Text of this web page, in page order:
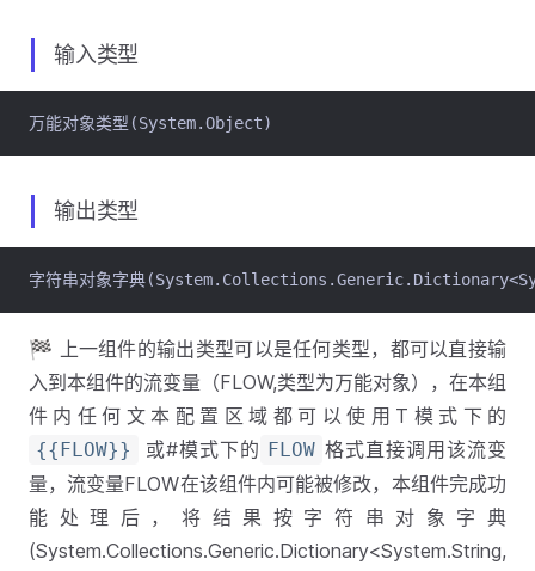
输入类型
万能对象类型(System.Object)
输出类型
字符串对象字典
🏁 上一组件的输出类型可以是任何类型，都可以直接输
入到本组件的流变量（FLOW,类型为万能对象），在本组
件内任何文本配置区域都可以使用T模式下的
{{FLOW}} 或#模式下的 FLOW 格式直接调用该流变
量，流变量FLOW在该组件内可能被修改，本组件完成功
能处理后，将结果按字符串对象字典
(System.Collections.Generic.Dictionary<System.String,